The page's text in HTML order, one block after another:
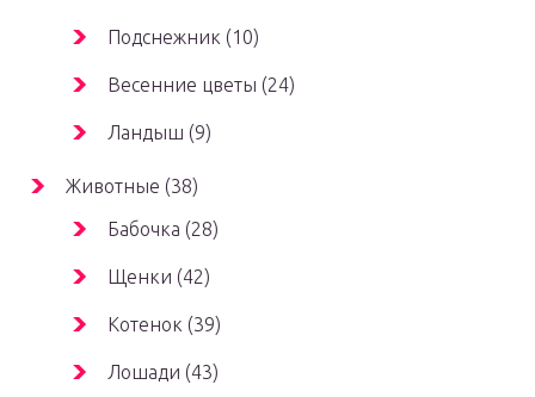
Подснежник (10)
Весенние цветы (24)
Ландыш (9)
Животные (38)
Бабочка (28)
Щенки (42)
Котенок (39)
Лошади (43)